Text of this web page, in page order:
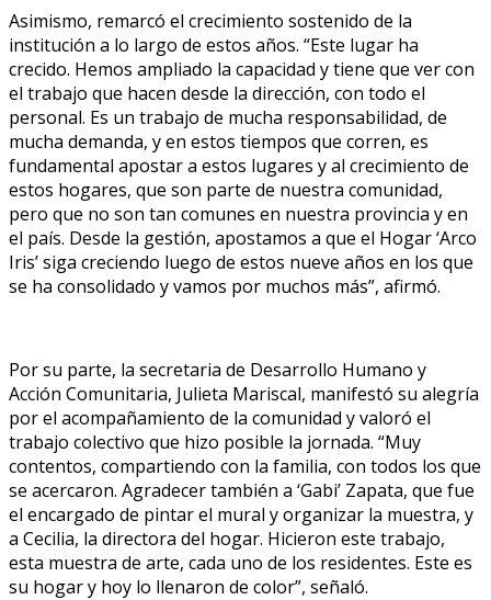
Asimismo, remarcó el crecimiento sostenido de la
institución a lo largo de estos años. “Este lugar ha
crecido. Hemos ampliado la capacidad y tiene que ver con
el trabajo que hacen desde la dirección, con todo el
personal. Es un trabajo de mucha responsabilidad, de
mucha demanda, y en estos tiempos que corren, es
fundamental apostar a estos lugares y al crecimiento de
estos hogares, que son parte de nuestra comunidad,
pero que no son tan comunes en nuestra provincia y en
el país. Desde la gestión, apostamos a que el Hogar ‘Arco
Iris’ siga creciendo luego de estos nueve años en los que
se ha consolidado y vamos por muchos más”, afirmó.
Por su parte, la secretaria de Desarrollo Humano y
Acción Comunitaria, Julieta Mariscal, manifestó su alegría
por el acompañamiento de la comunidad y valoró el
trabajo colectivo que hizo posible la jornada. “Muy
contentos, compartiendo con la familia, con todos los que
se acercaron. Agradecer también a ‘Gabi’ Zapata, que fue
el encargado de pintar el mural y organizar la muestra, y
a Cecilia, la directora del hogar. Hicieron este trabajo,
esta muestra de arte, cada uno de los residentes. Este es
su hogar y hoy lo llenaron de color”, señaló.